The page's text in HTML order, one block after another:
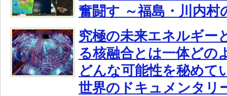
奮闘す ～福島・川内村
究極の未来エネルギー
る核融合とは一体どの
どんな可能性を秘めて
世界のドキュメンタリ